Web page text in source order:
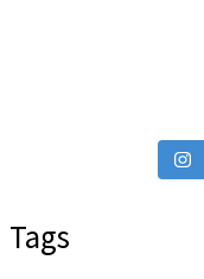
Tags